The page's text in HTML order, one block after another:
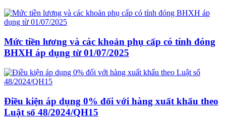
Mức tiền lương và các khoản phụ cấp có tính đóng
BHXH áp dụng từ 01/07/2025
Điều kiện áp dụng 0% đối với hàng xuất khẩu theo
Luật số 48/2024/QH15